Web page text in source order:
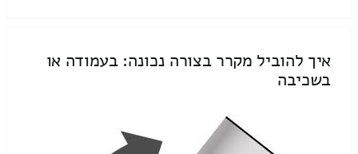
איך להוביל מקרר בצורה נכונה: בעמודה או
בשכיבה